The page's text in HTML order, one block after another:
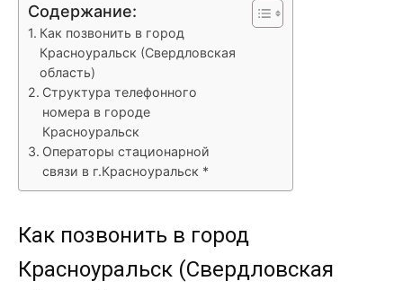
Содержание:
Как позвонить в город
Красноуральск (Свердловская
область)
Структура телефонного
номера в городе
Красноуральск
Операторы стационарной
связи в г.Красноуральск *
Как позвонить в город
Красноуральск (Свердловская